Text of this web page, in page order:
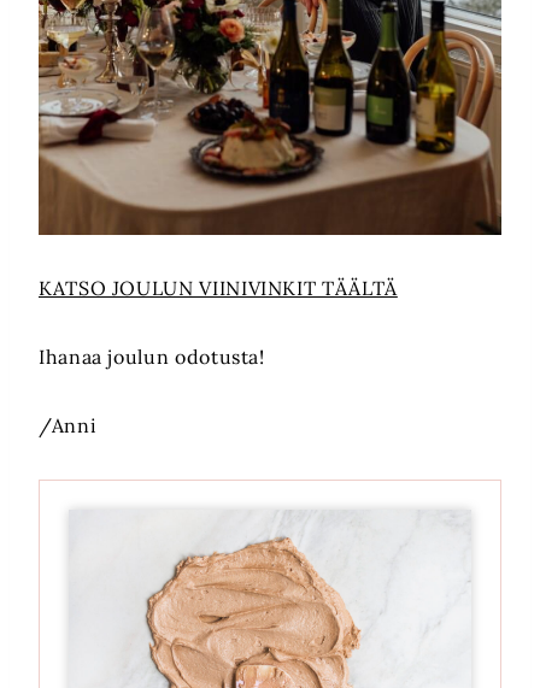
KATSO JOULUN VIINIVINKIT TÄÄLTÄ
Ihanaa joulun odotusta!
/Anni